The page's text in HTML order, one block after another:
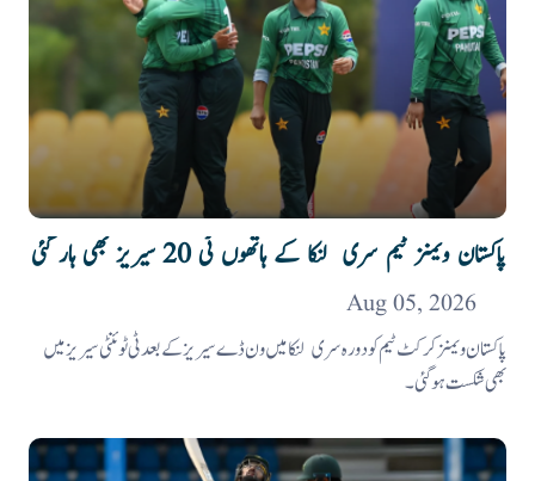
پاکستان ویمنز ٹیم سری لنکا کے ہاتھوں ٹی 20 سیریز بھی ہار گئی
Aug 05, 2026
پاکستان ویمنز کرکٹ ٹیم کو دورہ سری لنکا میں ون ڈے سیریز کے بعد ٹی ٹوئنٹی سیریز میں
بھی شکست ہو گئی۔